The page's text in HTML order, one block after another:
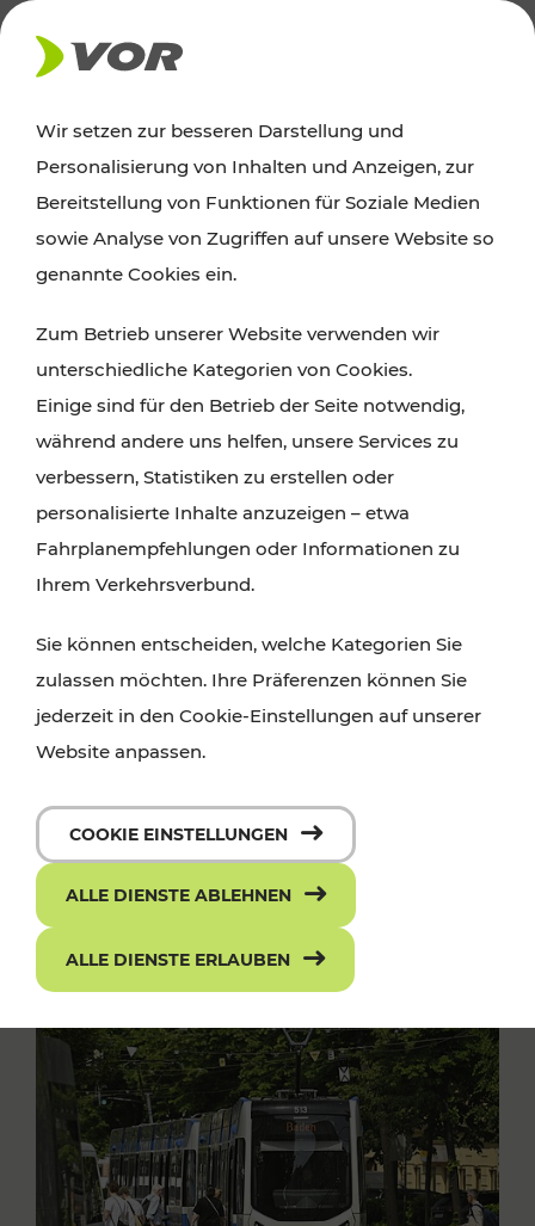
AKTUELLES
News
Alle wichtigen Meldungen zu Fahrplanänderungen,
finden Sie hier im Überblick.
Wir setzen zur besseren Darstellung und
Personalisierung von Inhalten und Anzeigen, zur
Bereitstellung von Funktionen für Soziale Medien
sowie Analyse von Zugriffen auf unsere Website so
genannte Cookies ein.
Zum Betrieb unserer Website verwenden wir
unterschiedliche Kategorien von Cookies.
Einige sind für den Betrieb der Seite notwendig,
während andere uns helfen, unsere Services zu
verbessern, Statistiken zu erstellen oder
personalisierte Inhalte anzuzeigen – etwa
Fahrplanempfehlungen oder Informationen zu
Ihrem Verkehrsverbund.
Sie können entscheiden, welche Kategorien Sie
zulassen möchten. Ihre Präferenzen können Sie
jederzeit in den Cookie-Einstellungen auf unserer
Website anpassen.
COOKIE EINSTELLUNGEN
ALLE DIENSTE ABLEHNEN
ALLE DIENSTE ERLAUBEN